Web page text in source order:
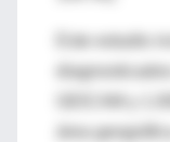
área